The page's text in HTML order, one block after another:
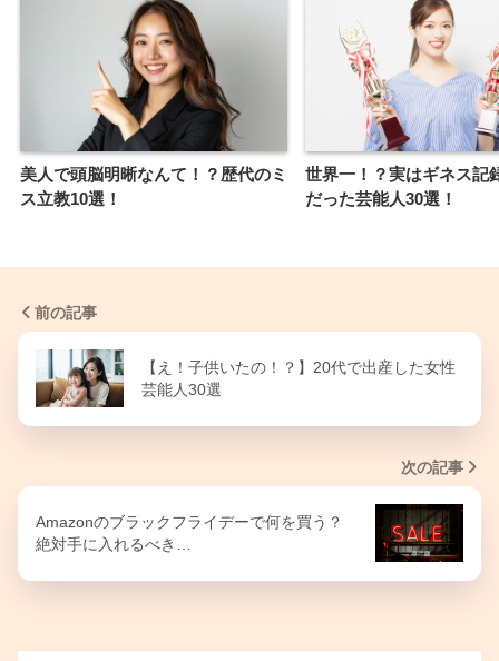
美人で頭脳明晰なんて！？歴代のミ
ス立教10選！
世界一！？実はギネス記
だった芸能人30選！
前の記事
【え！子供いたの！？】20代で出産した女性
芸能人30選
次の記事
Amazonのブラックフライデーで何を買う？
絶対手に入れるべき…